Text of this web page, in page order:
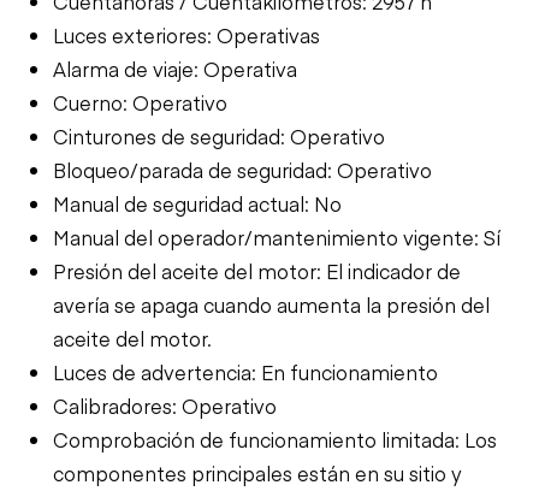
Luces exteriores: Operativas
Alarma de viaje: Operativa
Cuerno: Operativo
Cinturones de seguridad: Operativo
Bloqueo/parada de seguridad: Operativo
Manual de seguridad actual: No
Manual del operador/mantenimiento vigente: Sí
Presión del aceite del motor: El indicador de
avería se apaga cuando aumenta la presión del
aceite del motor.
Luces de advertencia: En funcionamiento
Calibradores: Operativo
Comprobación de funcionamiento limitada: Los
componentes principales están en su sitio y